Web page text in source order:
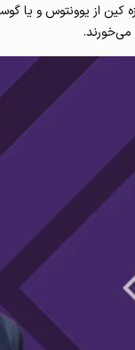
یوونتوس و یا گوسنس
می‌خورند.